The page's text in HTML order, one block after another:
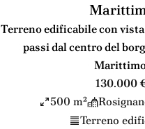
Terreno edificabile con
passi dal centro del
130.000
500 m²
Terreno